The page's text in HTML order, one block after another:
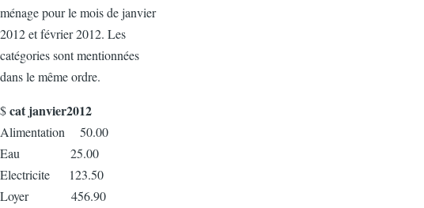
ménage pour le mois de janvier
2012 et février 2012. Les
catégories sont mentionnées
dans le même ordre.
$cat janvier2012
Alimentation 50.00
Eau 25.00
Electricite 123.50
Loyer 456.90